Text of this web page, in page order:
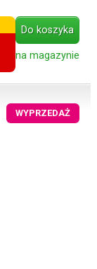
Do koszyka
na magazynie
WYPRZEDAŻ